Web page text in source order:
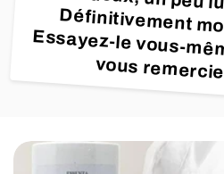
vous